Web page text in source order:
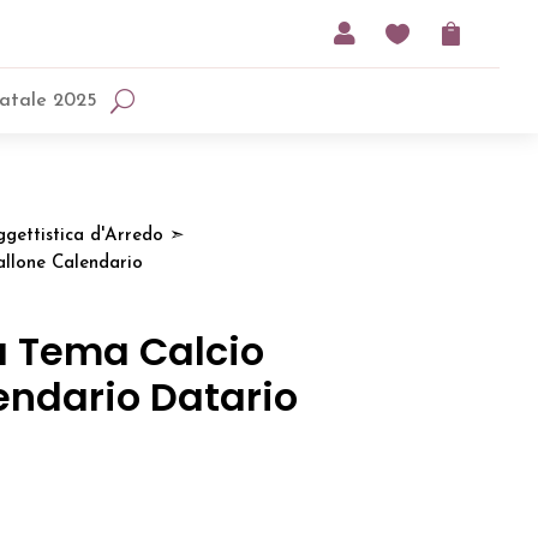
  
2025
d'Arredo ➣
Calendario
Tema Calcio
Datario